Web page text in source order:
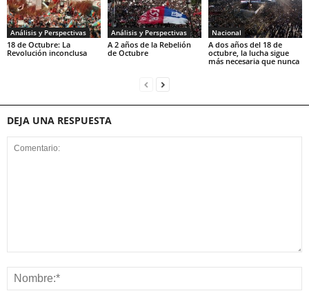
Análisis y Perspectivas
18 de Octubre: La
Revolución inconclusa
Análisis y Perspectivas
A 2 años de la Rebelión
de Octubre
Nacional
A dos años del 18 de
octubre, la lucha sigue
más necesaria que nunca
DEJA UNA RESPUESTA